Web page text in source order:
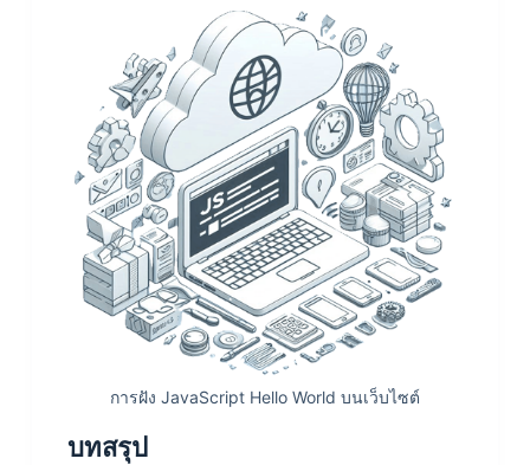
การฝัง JavaScript Hello World บนเว็บไซต์
บทสรุป